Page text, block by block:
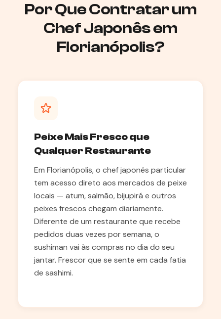
Por Que Contratar um
Chef Japonês em
Florianópolis?
Peixe Mais Fresco que
Qualquer Restaurante
Em Florianópolis, o chef japonês particular
tem acesso direto aos mercados de peixe
locais — atum, salmão, bijupirá e outros
peixes frescos chegam diariamente.
Diferente de um restaurante que recebe
pedidos duas vezes por semana, o
sushiman vai às compras no dia do seu
jantar. Frescor que se sente em cada fatia
de sashimi.